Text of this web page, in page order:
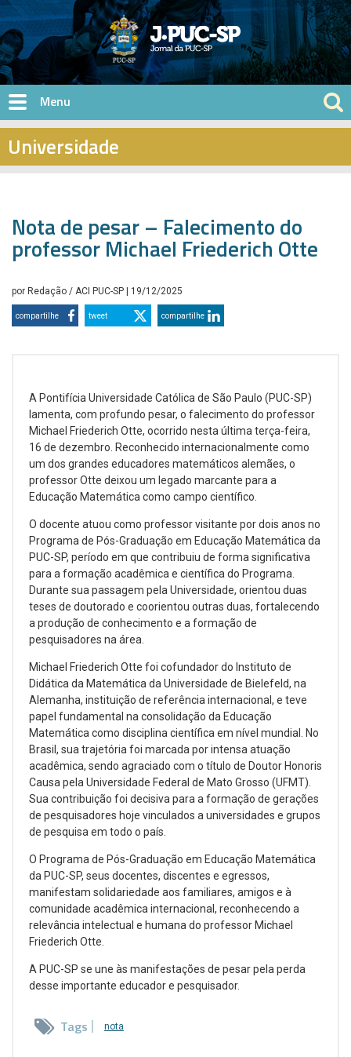
Pular para o conteúdo principal
Universidade
Nota de pesar – Falecimento do
professor Michael Friederich Otte
por Redação / ACI PUC-SP | 19/12/2025
compartilhe tweet compartilhe
A Pontifícia Universidade Católica de São Paulo (PUC-SP)
lamenta, com profundo pesar, o falecimento do professor
Michael Friederich Otte, ocorrido nesta última terça-feira,
16 de dezembro. Reconhecido internacionalmente como
um dos grandes educadores matemáticos alemães, o
professor Otte deixou um legado marcante para a
Educação Matemática como campo científico.
O docente atuou como professor visitante por dois anos no
Programa de Pós-Graduação em Educação Matemática da
PUC-SP, período em que contribuiu de forma significativa
para a formação acadêmica e científica do Programa.
Durante sua passagem pela Universidade, orientou duas
teses de doutorado e coorientou outras duas, fortalecendo
a produção de conhecimento e a formação de
pesquisadores na área.
Michael Friederich Otte foi cofundador do Instituto de
Didática da Matemática da Universidade de Bielefeld, na
Alemanha, instituição de referência internacional, e teve
papel fundamental na consolidação da Educação
Matemática como disciplina científica em nível mundial. No
Brasil, sua trajetória foi marcada por intensa atuação
acadêmica, sendo agraciado com o título de Doutor Honoris
Causa pela Universidade Federal de Mato Grosso (UFMT).
Sua contribuição foi decisiva para a formação de gerações
de pesquisadores hoje vinculados a universidades e grupos
de pesquisa em todo o país.
O Programa de Pós-Graduação em Educação Matemática
da PUC-SP, seus docentes, discentes e egressos,
manifestam solidariedade aos familiares, amigos e à
comunidade acadêmica internacional, reconhecendo a
relevância intelectual e humana do professor Michael
Friederich Otte.
A PUC-SP se une às manifestações de pesar pela perda
desse importante educador e pesquisador.
Tags nota